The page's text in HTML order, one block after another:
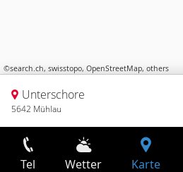
©search.ch, swisstopo, OpenStreetMap, others
Unterschore
5642 Mühlau
Tel Wetter Karte